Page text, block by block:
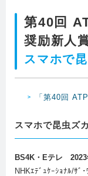
第40回
奨励新人
スマホで
「第40回
スマホで昆虫ズ
BS4K・Eテレ
NHKｴﾃﾞｭｹｰｼｮﾅﾙ/ｻﾞ